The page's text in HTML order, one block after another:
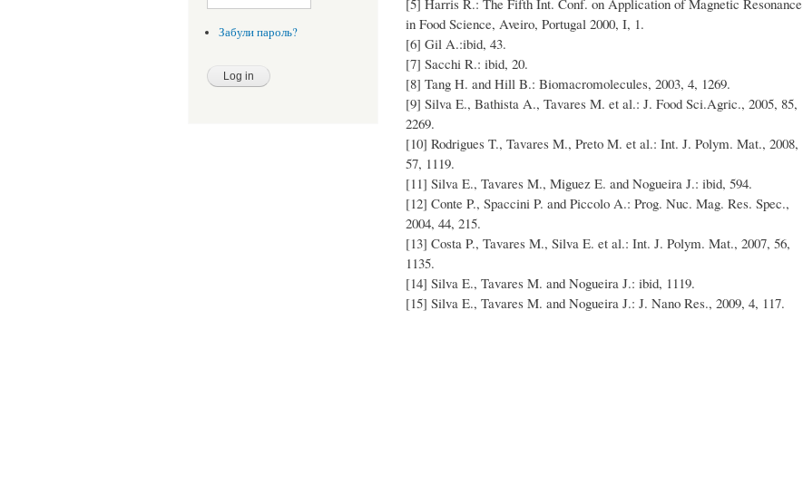
Забули пароль?
[5] Harris R.: The Fifth Int. Conf. on Application of Magnetic Resonance
in Food Science, Aveiro, Portugal 2000, I, 1.
[6] Gil A.:ibid, 43.
[7] Sacchi R.: ibid, 20.
[8] Tang H. and Hill B.: Biomacromolecules, 2003, 4, 1269.
[9] Silva E., Bathista A., Tavares M. et al.: J. Food Sci.Agric., 2005, 85,
2269.
[10] Rodrigues T., Tavares M., Preto M. et al.: Int. J. Polym. Mat., 2008,
57, 1119.
[11] Silva E., Tavares M., Miguez E. and Nogueira J.: ibid, 594.
[12] Conte P., Spaccini P. and Piccolo A.: Prog. Nuc. Mag. Res. Spec.,
2004, 44, 215.
[13] Costa P., Tavares M., Silva E. et al.: Int. J. Polym. Mat., 2007, 56,
1135.
[14] Silva E., Tavares M. and Nogueira J.: ibid, 1119.
[15] Silva E., Tavares M. and Nogueira J.: J. Nano Res., 2009, 4, 117.